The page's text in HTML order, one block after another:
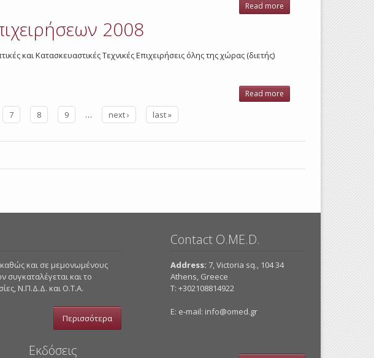
Read more
Χειριστών
2008
και Κατασκευαστικές Τεχνικές Επιχειρήσεις όλης της χώρας (διετής)
Read more
7 8 9 … next › last »
και σε μεμονωμένους
και το
Ν.Π.Δ.Δ. και Ο.Τ.Α.
Περισσότερα
Εκδόσεις
Contact O.ME.D.
Address: 7, Victoria sq., 104 34
Athens, Greece
Τ: +302108814922
E: e-mail: info@omed.gr